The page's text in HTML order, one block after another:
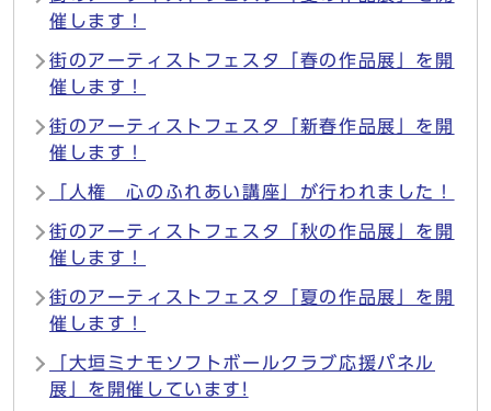
催します！
街のアーティストフェスタ「春の作品展」を開
催します！
街のアーティストフェスタ「新春作品展」を開
催します！
「人権 心のふれあい講座」が行われました！
街のアーティストフェスタ「秋の作品展」を開
催します！
街のアーティストフェスタ「夏の作品展」を開
催します！
「大垣ミナモソフトボールクラブ応援パネル
展」を開催しています!